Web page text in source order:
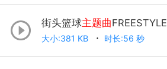
街头篮球主题曲FREESTYLE
大小:381 KB 时长:56 秒